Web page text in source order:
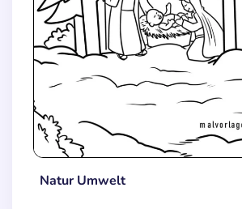
Natur Umwelt